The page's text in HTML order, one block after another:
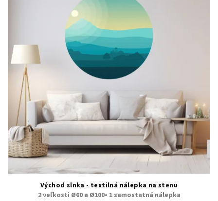
Východ slnka - textilná nálepka na stenu
2 veľkosti Ø60 a Ø100• 1 samostatná nálepka